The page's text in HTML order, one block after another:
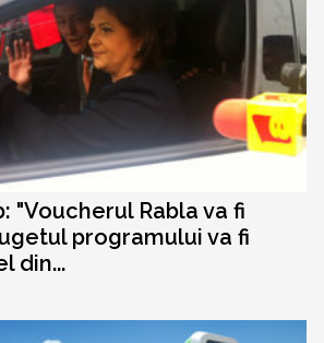
"Voucherul Rabla va fi
programului va fi
din...